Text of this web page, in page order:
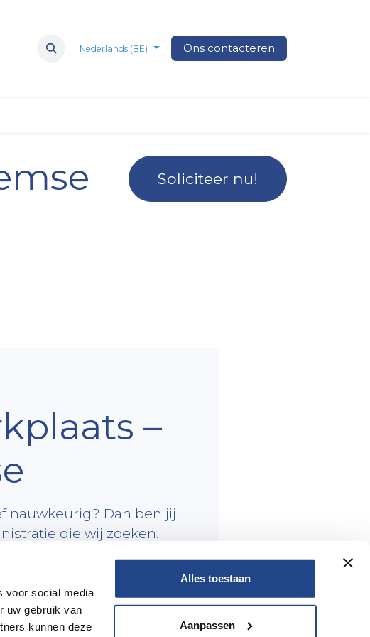
voor social media
uw gebruik van
kunnen deze
Alles toestaan
Aanpassen
Merken Over Ons Media Veelgestelde vragen
Nederlands (BE) Ons contacteren
Soliciteer nu!
–
nauwkeurig? Dan ben jij
die wij zoeken.
die het aanspreekpunt vormt